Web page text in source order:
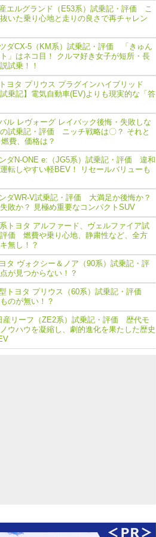
エルグランド（E53系）試乗記・評価 こ
いた乗り心地と走りの良さで再チャレン
ダCX-5（KM系）試乗記・評価 「きゅん
」はネコ目！ クルマ好き女子が短所・長
試乗！！
ヨタ プリウス プラグインハイブリッド
乗記】電気自動車(EV)よりも現実的な「答
ル レヴォーグ レイバック後悔・失敗しな
試乗記・評価 ニッチ戦略は〇？ それと
費、価格は？
ダN-ONE e:（JG5系）試乗記・評価 違和
転しやすい軽BEV！ リセールバリューも
ダWR-V試乗記・評価 大満足か後悔か？
敗か？ 見極め重要なコンパクトSUV
トヨタ アルファード、ヴェルファイア試
価 燃費や乗り心地、静粛性など、全方
無し！？
タ ヴォクシー＆ノア（90系）試乗記・評
が見つからない！？
トヨタ プリウス（60系）試乗記・評価
のが無い！？
産リーフ（ZE2系）試乗記・評価 歴代モ
ウハウを凝縮し、劇的進化を果たした歴史